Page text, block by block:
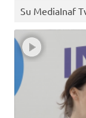
Su MediaInaf